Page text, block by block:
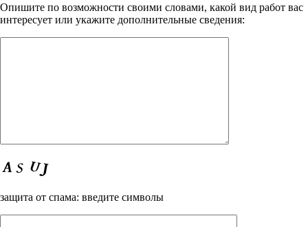
Опишите по возможности своими словами, какой вид работ вас
интересует или укажите дополнительные сведения:
защита от спама: введите символы